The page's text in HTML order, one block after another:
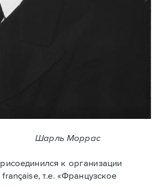
Шарль Моррас
к организации
т.е. «Французское